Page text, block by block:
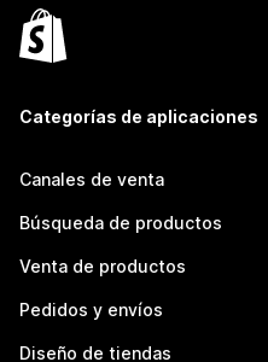
Categorías de aplicaciones
Canales de venta
Búsqueda de productos
Venta de productos
Pedidos y envíos
Diseño de tiendas